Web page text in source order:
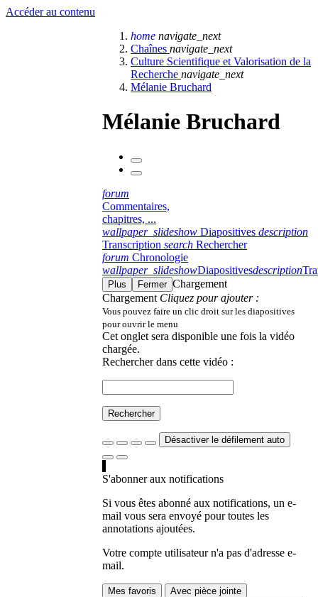
Accéder au contenu
home navigate_next
Chaînes navigate_next
Culture Scientifique et Valorisation de la
Recherche navigate_next
Mélanie Bruchard
Mélanie Bruchard
forum
Commentaires,
chapitres, ...
wallpaper_slideshow Diapositives description
Transcription search Rechercher
forum Chronologie
wallpaper_slideshowDiapositivesdescription
Plus Fermer Chargement
Chargement Cliquez pour ajouter :
Vous pouvez faire un clic droit sur les diapositives
pour ouvrir le menu
Cet onglet sera disponible une fois la vidéo
chargée.
Rechercher dans cette vidéo :
Rechercher
Désactiver le défilement auto
S'abonner aux notifications
Si vous êtes abonné aux notifications, un e-
mail vous sera envoyé pour toutes les
annotations ajoutées.
Votre compte utilisateur n'a pas d'adresse e-
mail.
Mes favoris
Avec pièce jointe